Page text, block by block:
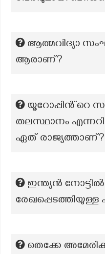
ആത്മവിദ്യാ
ആരാണ്?
യൂറോപ്പിൻ്റെ
തലസ്ഥാനം
ഏത് രാജ്യത്താണ്?
ഇന്ത്യൻ നോട്ടിൽ
തെക്കേ